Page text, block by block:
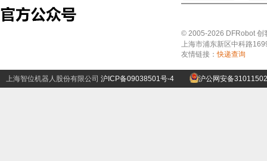
© 2005-2026 DFRobot 创
上海市浦东新区中科路
友情链接：快递查询
上海智位机器人股份有限公司 沪ICP备09038501号-4 沪公网安备